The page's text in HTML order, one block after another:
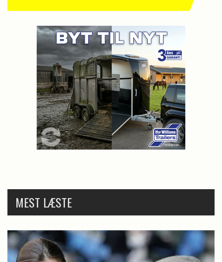
MEST LÆSTE